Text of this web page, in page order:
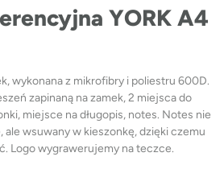
YORK A4
wykonana z mikrofibry i poliestru 600D.
zapinaną na zamek, 2 miejsca do
miejsce na długopis, notes. Notes nie
ale wsuwany w kieszonkę, dzięki czemu
Logo wygrawerujemy na teczce.